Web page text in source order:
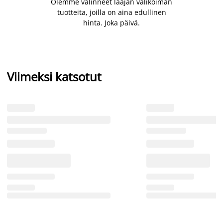
tuotteita, joilla on aina edullinen
hinta. Joka päivä.
Viimeksi katsotut